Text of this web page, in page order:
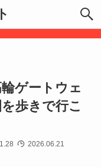
輪ゲートウェ
歩きで行こ
2026.06.21